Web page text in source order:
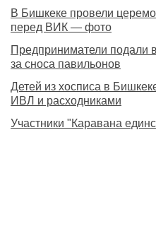
В Бишкеке провели
перед ВИК — фото
Предприниматели подали
за сноса павильонов
Детей из хосписа в
ИВЛ и расходниками
Участники "Каравана